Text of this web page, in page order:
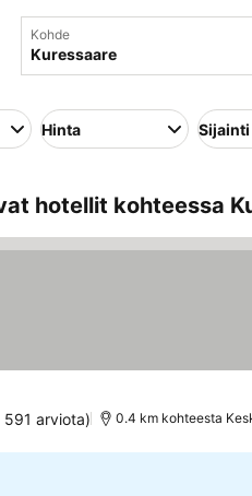
Kohde
korkeimpaan)
Hinta Sijainti
hotellit kohteessa
591 arviota) 0.4 km kohteesta